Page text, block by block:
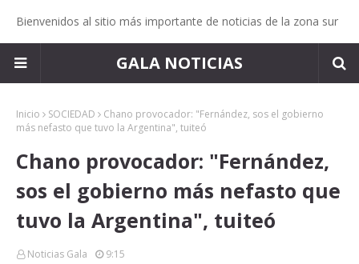
Bienvenidos al sitio más importante de noticias de la zona sur
GALA NOTICIAS
Inicio SOCIEDAD
Chano provocador: "Fernández, sos el gobierno
más nefasto que tuvo la Argentina", tuiteó
Chano provocador: "Fernández,
sos el gobierno más nefasto que
tuvo la Argentina", tuiteó
Noticias Gala 9:15